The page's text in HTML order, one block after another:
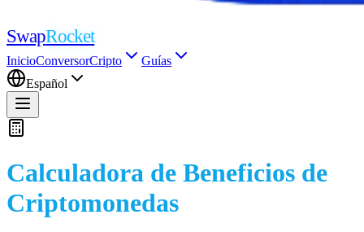
SwapRocket
InicioConversorCripto
Guías
Español
Calculadora de Beneficios de
Criptomonedas